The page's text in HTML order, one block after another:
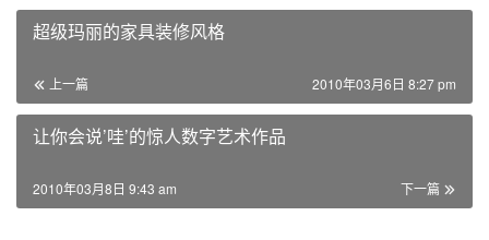
超级玛丽的家具装修风格
上一篇 2010年03月6日 8:27 pm
让你会说’哇’的惊人数字艺术作品
下一篇
2010年03月8日 9:43 am